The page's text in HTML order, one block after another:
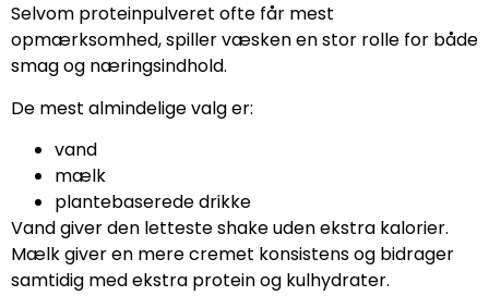
Selvom proteinpulveret ofte får mest
opmærksomhed, spiller væsken en stor rolle for både
smag og næringsindhold.
De mest almindelige valg er:
vand
mælk
plantebaserede drikke
Vand giver den letteste shake uden ekstra kalorier.
Mælk giver en mere cremet konsistens og bidrager
samtidig med ekstra protein og kulhydrater.